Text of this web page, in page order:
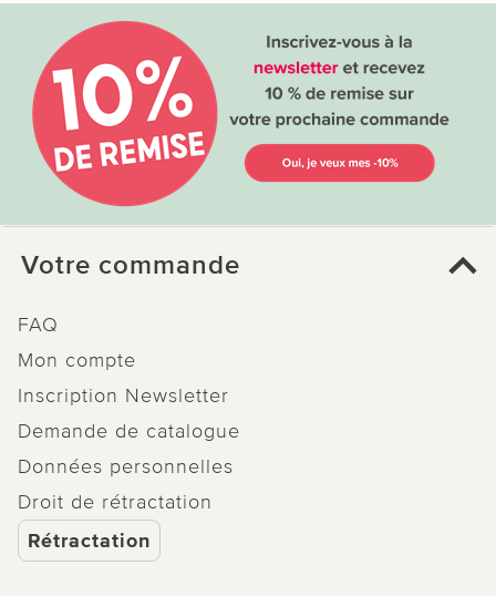
Votre commande
FAQ
Mon compte
Inscription Newsletter
Demande de catalogue
Données personnelles
Droit de rétractation
Rétractation